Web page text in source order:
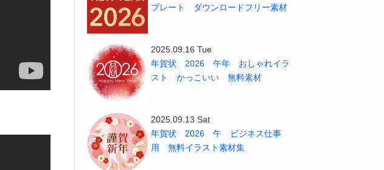
プレート ダウンロードフリー素材
2025.09.16 Tue
年賀状 2026 午年 おしゃれイラ
スト かっこいい 無料素材
2025.09.13 Sat
年賀状 2026 午 ビジネス仕事
用 無料イラスト素材集